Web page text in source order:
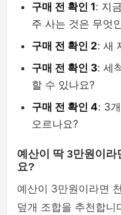
구매 전 확인 1: 지
주 사는 것은 무엇
구매 전 확인 2: 새
구매 전 확인 3: 세
할 수 있나요?
구매 전 확인 4: 3
오르나요?
예산이 딱 3만원이
요?
예산이 3만원이라면
덮개 조합을 추천합니